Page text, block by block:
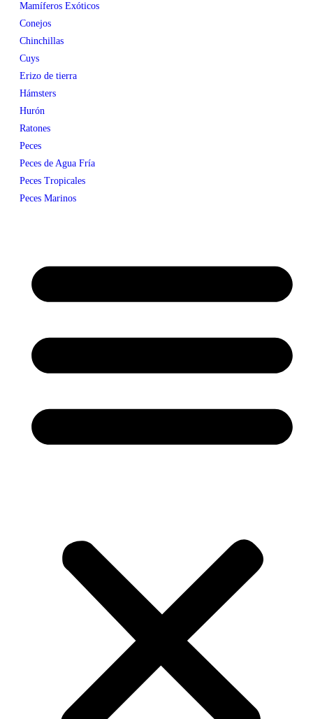
Mamíferos Exóticos
Conejos
Chinchillas
Cuys
Erizo de tierra
Hámsters
Hurón
Ratones
Peces
Peces de Agua Fría
Peces Tropicales
Peces Marinos